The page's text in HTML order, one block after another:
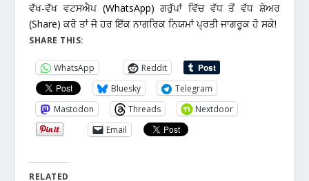
ਵੱਖ-ਵੱਖ ਵਟਸਐਪ (WhatsApp) ਗਰੁੱਪਾਂ ਵਿੱਚ ਵੱਧ ਤੋਂ ਵੱਧ ਸ਼ੇਅਰ
(Share) ਕਰੋ ਤਾਂ ਜੋ ਹਰ ਇੱਕ ਨਾਗਰਿਕ ਨਿਯਮਾਂ ਪ੍ਰਤੀ ਜਾਗਰੂਕ ਹੋ ਸਕੇ!
SHARE THIS:
WhatsApp
Reddit
Bluesky
Telegram
Mastodon
Threads
Nextdoor
Email
RELATED